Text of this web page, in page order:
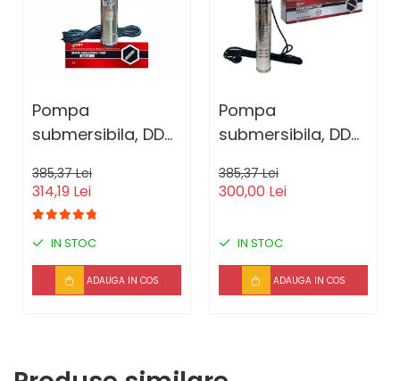
Pompa
submersibila, DDT,
m, 3 m³/h, 20 m
cablu
385,37 Lei
314,19 Lei
IN STOC
ADAUGA IN COS
Pompa
submersibila, DDT,
Inox, 75 mm
385,37 Lei
300,00 Lei
IN STOC
ADAUGA IN COS